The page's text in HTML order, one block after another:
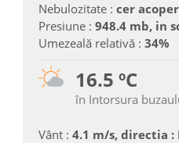
Nebulozitate : cer
Presiune : 948.4 mb, in
Umezeală relativă : 34%
16.5 ºC
în Intorsura
Vânt : 4.1 m/s, directia :